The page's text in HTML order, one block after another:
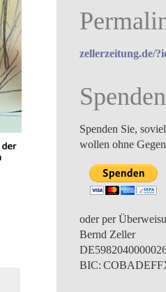
zellerzeitung.de/
Spenden
Spenden Sie,
wollen ohne
oder per
Bernd Zeller
BIC: